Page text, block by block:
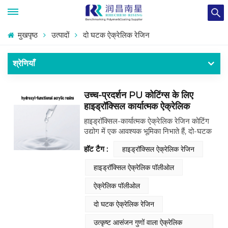
मुखपृष्ठ उत्पादों दो घटक ऐक्रेलिक रेजिन
श्रेणियाँ
उच्च-प्रदर्शन PU कोटिंग्स के लिए
हाइड्रॉक्सिल कार्यात्मक ऐक्रेलिक
पॉलीओल
हाइड्रॉक्सिल-कार्यात्मक ऐक्रेलिक रेजिन कोटिंग
उद्योग में एक आवश्यक भूमिका निभाते हैं, दो-घटक
घटकों के रूप में कार्य करते हैं। ये रेजिन
हाइड्रॉक्सिल (-OH) समूह प्रदान करते हैं जो
आइसोसाइनेट क्रॉसलिंकर्स के साथ अभिक्रिया
करके टिकाऊ, उच्च-प्रदर्शन कोटिंग्स बनाते हैं।
रनशाइन ऐक्रेलिक पॉलीओल्स का एक व्यापक
पोर्टफोलियो तैयार करता है, जिसे हाइड्रॉक्सिल
प्रकार के आधार पर वर्गीकृत किया जाता है—
हॉट टैग :
हाइड्रॉक्सिल ऐक्रेलिक रेजिन
हाइड्रॉक्सिल ऐक्रेलिक पॉलीओल
ऐक्रेलिक पॉलीओल
दो घटक ऐक्रेलिक रेजिन
उत्कृष्ट आसंजन गुणों वाला ऐक्रेलिक